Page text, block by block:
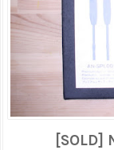
[SOLD]